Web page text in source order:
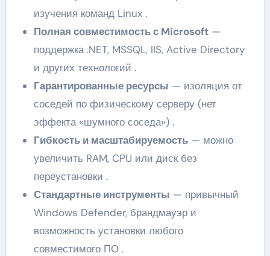
изучения команд Linux .
Полная совместимость с Microsoft—
поддержка .NET, MSSQL, IIS, Active Directory
и других технологий .
Гарантированные ресурсы — изоляция от
соседей по физическому серверу (нет
эффекта «шумного соседа») .
Гибкость и масштабируемость— можно
увеличить RAM, CPU или диск без
переустановки .
Стандартные инструменты — привычный
Windows Defender, брандмауэр и
возможность установки любого
совместимого ПО .